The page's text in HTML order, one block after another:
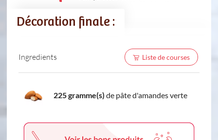
Décoration finale :
Ingredients Liste de courses
225 gramme(s) de pâte d'amandes verte